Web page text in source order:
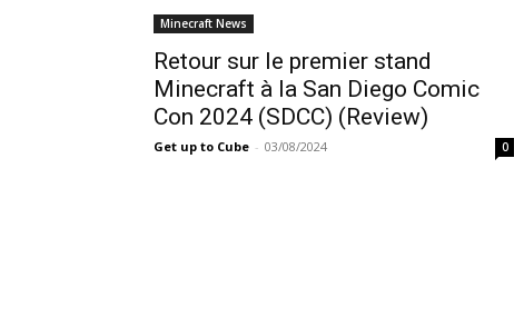
Minecraft News
Retour sur le premier stand
Minecraft à la San Diego Comic
Con 2024 (SDCC) (Review)
Get up to Cube - 03/08/2024 0